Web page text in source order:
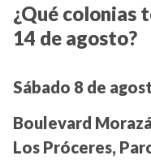
¿Qué colonias
14 de agosto?
Sábado 8 de
Boulevard
Los Próceres,